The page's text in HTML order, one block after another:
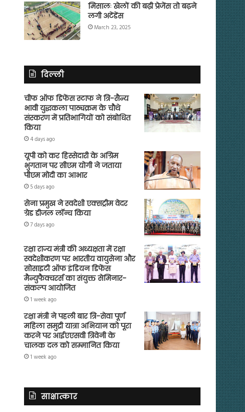
मिसालः खेलों की बढ़ी प्रेजेंस तो बढ़ने
लगी अटेंडेंस
March 23, 2025
दिल्ली
चीफ ऑफ डिफेंस स्टाफ ने त्रि-सैन्य
भावी युद्धकला पाठ्यक्रम के चौथे
संस्करण में प्रतिभागियों को संबोधित
किया
4 days ago
यूपी को कर हिस्सेदारी के अग्रिम
भुगतान पर सीएम योगी ने जताया
पीएम मोदी का आभार
5 days ago
सेना प्रमुख ने स्वदेशी एक्सट्रीम वेदर
ग्रेड डीजल लॉन्च किया
7 days ago
रक्षा राज्य मंत्री की अध्यक्षता में रक्षा
स्वदेशीकरण पर भारतीय वायुसेना और
सोसाइटी ऑफ इंडियन डिफेंस
मैन्युफैक्चरर्स का संयुक्त सेमिनार-
संकल्प आयोजित
1 week ago
रक्षा मंत्री ने पहली बार त्रि-सेवा पूर्ण
महिला समुद्री यात्रा अभियान को पूरा
करने पर आईएएसवी त्रिवेनी के
चालक दल को सम्मानित किया
1 week ago
साक्षात्कार